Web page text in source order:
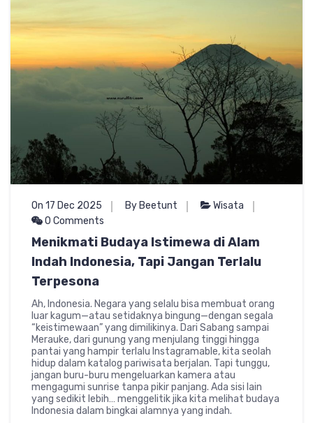
On 17 Dec 2025 By Beetunt
Wisata
0 Comments
Menikmati Budaya Istimewa di Alam
Indah Indonesia, Tapi Jangan Terlalu
Terpesona
Ah, Indonesia. Negara yang selalu bisa membuat orang
luar kagum—atau setidaknya bingung—dengan segala
“keistimewaan” yang dimilikinya. Dari Sabang sampai
Merauke, dari gunung yang menjulang tinggi hingga
pantai yang hampir terlalu Instagramable, kita seolah
hidup dalam katalog pariwisata berjalan. Tapi tunggu,
jangan buru-buru mengeluarkan kamera atau
mengagumi sunrise tanpa pikir panjang. Ada sisi lain
yang sedikit lebih… menggelitik jika kita melihat budaya
Indonesia dalam bingkai alamnya yang indah.